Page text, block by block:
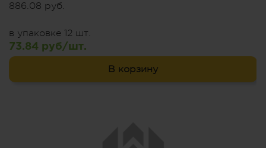
886.08 руб.
в упаковке 12 шт.
73.84 руб/шт.
В корзину